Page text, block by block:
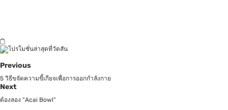
Previous
5 วิธีขจัดความขี้เกียจเพื่อการออกกำลังกาย
Next
ต้องลอง “Acai Bowl”